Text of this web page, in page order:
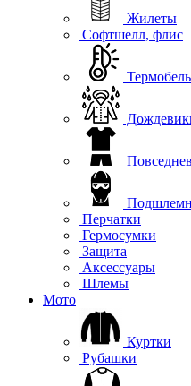
Жилеты
Софтшелл, флис
Перчатки
Гермосумки
Защита
Аксессуары
Шлемы
Мото
Куртки
Рубашки